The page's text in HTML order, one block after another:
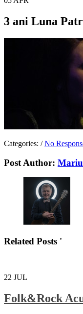
3 ani Luna
Categories: / No
Post Author:
Related Posts '
22 JUL
Folk&Rock